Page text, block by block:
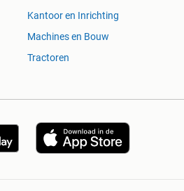
Kantoor en Inrichting
Machines en Bouw
Tractoren